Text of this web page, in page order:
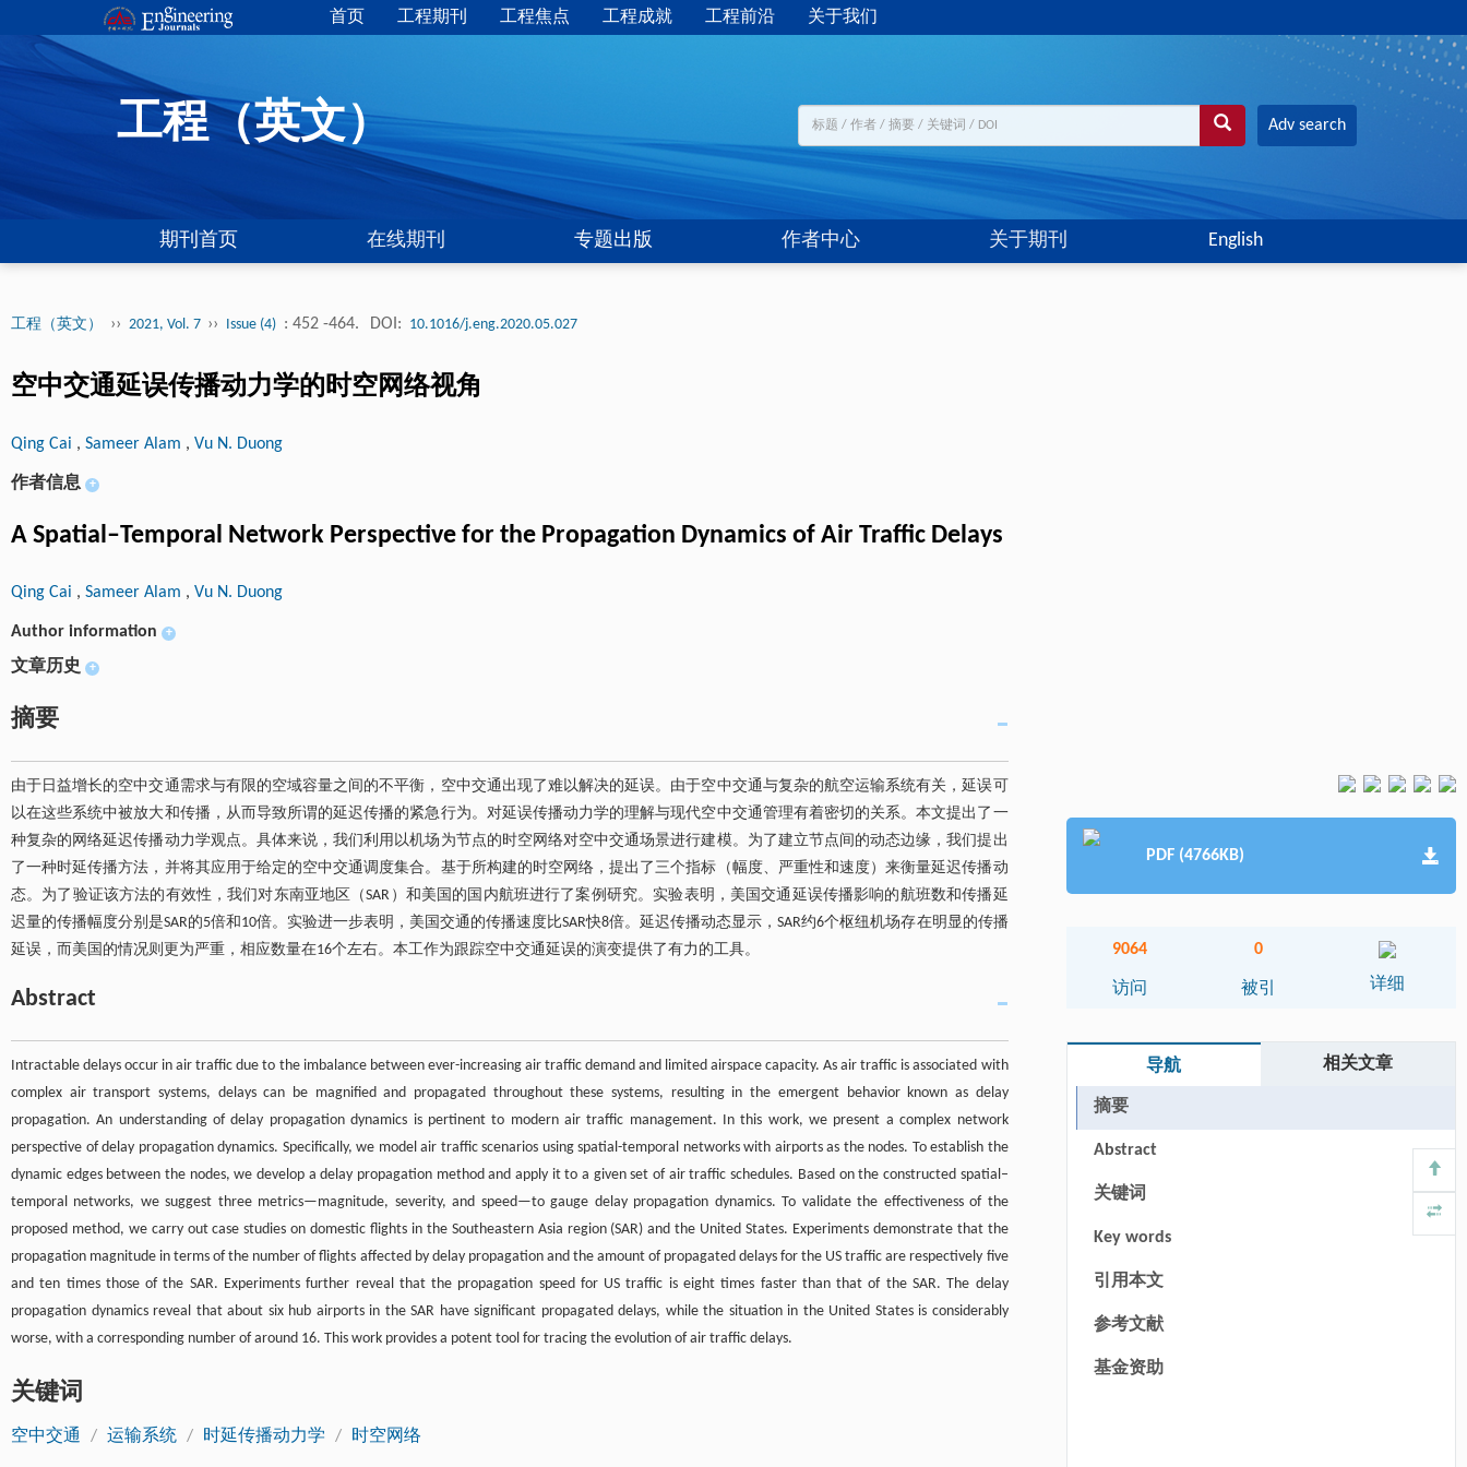
首页 工程期刊 工程焦点 工程成就 工程前沿 关于我们
工程（英文） Adv search
期刊首页 在线期刊 专题出版 作者中心 关于期刊 English
工程（英文） ›› 2021, Vol. 7 ›› Issue (4) : 452 -464. DOI: 10.1016/j.eng.2020.05.027
空中交通延误传播动力学的时空网络视角
Qing Cai , Sameer Alam , Vu N. Duong
作者信息 +
A Spatial–Temporal Network Perspective for the Propagation Dynamics of Air Traffic Delays
Qing Cai , Sameer Alam , Vu N. Duong
Author information +
文章历史 +
摘要
由于日益增长的空中交通需求与有限的空域容量之间的不平衡，空中交通出现了难以解决的延误。由于空中交通与复杂的航空运输系统有关，延误可
以在这些系统中被放大和传播，从而导致所谓的延迟传播的紧急行为。对延误传播动力学的理解与现代空中交通管理有着密切的关系。本文提出了一
种复杂的网络延迟传播动力学观点。具体来说，我们利用以机场为节点的时空网络对空中交通场景进行建模。为了建立节点间的动态边缘，我们提出
了一种时延传播方法，并将其应用于给定的空中交通调度集合。基于所构建的时空网络，提出了三个指标（幅度、严重性和速度）来衡量延迟传播动
态。为了验证该方法的有效性，我们对东南亚地区（SAR）和美国的国内航班进行了案例研究。实验表明，美国交通延误传播影响的航班数和传播延
迟量的传播幅度分别是SAR的5倍和10倍。实验进一步表明，美国交通的传播速度比SAR快8倍。延迟传播动态显示，SAR约6个枢纽机场存在明显的传播
延误，而美国的情况则更为严重，相应数量在16个左右。本工作为跟踪空中交通延误的演变提供了有力的工具。
Abstract
Intractable delays occur in air traffic due to the imbalance between ever-increasing air traffic demand and limited airspace capacity. As air traffic is associated with
complex air transport systems, delays can be magnified and propagated throughout these systems, resulting in the emergent behavior known as delay
propagation. An understanding of delay propagation dynamics is pertinent to modern air traffic management. In this work, we present a complex network
perspective of delay propagation dynamics. Specifically, we model air traffic scenarios using spatial-temporal networks with airports as the nodes. To establish the
dynamic edges between the nodes, we develop a delay propagation method and apply it to a given set of air traffic schedules. Based on the constructed spatial–
temporal networks, we suggest three metrics—magnitude, severity, and speed—to gauge delay propagation dynamics. To validate the effectiveness of the
proposed method, we carry out case studies on domestic flights in the Southeastern Asia region (SAR) and the United States. Experiments demonstrate that the
propagation magnitude in terms of the number of flights affected by delay propagation and the amount of propagated delays for the US traffic are respectively five
and ten times those of the SAR. Experiments further reveal that the propagation speed for US traffic is eight times faster than that of the SAR. The delay
propagation dynamics reveal that about six hub airports in the SAR have significant propagated delays, while the situation in the United States is considerably
worse, with a corresponding number of around 16. This work provides a potent tool for tracing the evolution of air traffic delays.
关键词
空中交通 / 运输系统 / 时延传播动力学 / 时空网络
PDF (4766KB)
9064
访问
0
被引 详细
导航 相关文章
摘要
Abstract
关键词
Key words
引用本文
参考文献
基金资助